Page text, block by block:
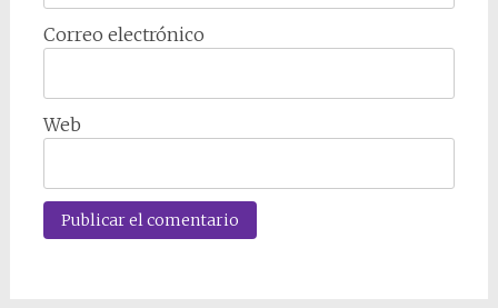
Correo electrónico
Web